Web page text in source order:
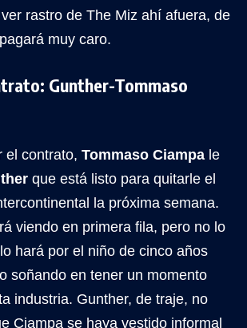
rastro de The Miz ahí afuera, de
muy caro.
Gunther-Tommaso
el contrato, Tommaso Ciampa le
que está listo para quitarle el
la próxima semana.
viendo en primera fila, pero no lo
hará por el niño de cinco años
soñando en tener un momento
industria. Gunther, de traje, no
Ciampa se haya vestido informal